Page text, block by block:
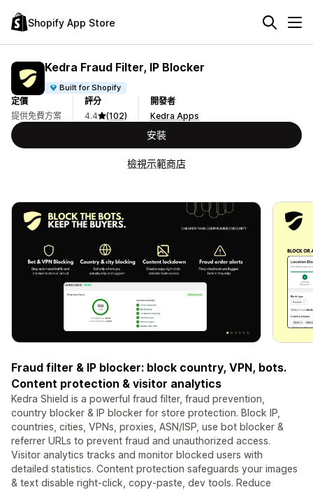
Shopify App Store
Kedra Fraud Filter, IP Blocker
Built for Shopify
定價
提供免費方案
評分
4.4
(102)
開發者
Kedra Apps
安裝
檢視示範商店
Fraud filter & IP blocker: block country, VPN, bots.
Content protection & visitor analytics
Kedra Shield is a powerful fraud filter, fraud prevention,
country blocker & IP blocker for store protection. Block IP,
countries, cities, VPNs, proxies, ASN/ISP, use bot blocker &
referrer URLs to prevent fraud and unauthorized access.
Visitor analytics tracks and monitor blocked users with
detailed statistics. Content protection safeguards your images
& text disable right-click, copy-paste, dev tools. Reduce